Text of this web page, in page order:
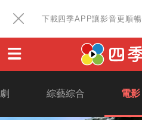
下載四季APP讓影音更順暢
綜藝綜合 電影